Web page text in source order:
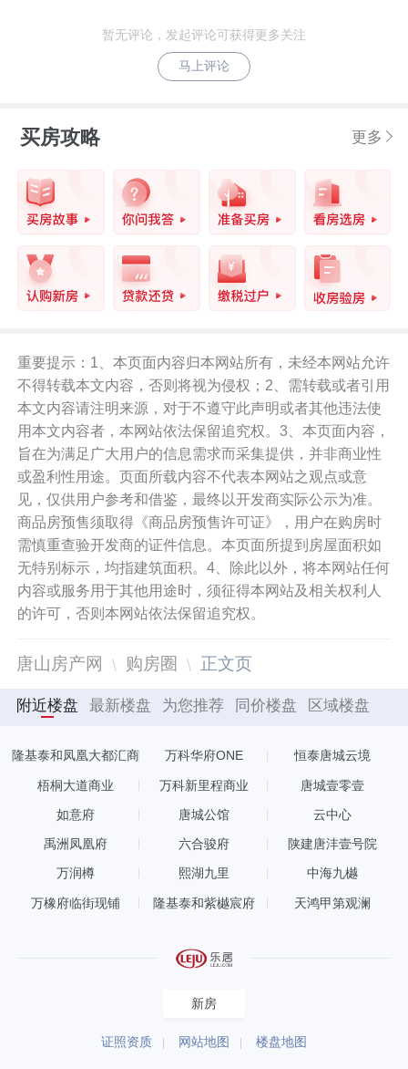
暂无评论，发起评论可获得更多关注
马上评论
买房攻略 更多
重要提示：1、本页面内容归本网站所有，未经本网站允许
不得转载本文内容，否则将视为侵权；2、需转载或者引用
本文内容请注明来源，对于不遵守此声明或者其他违法使
用本文内容者，本网站依法保留追究权。3、本页面内容，
旨在为满足广大用户的信息需求而采集提供，并非商业性
或盈利性用途。页面所载内容不代表本网站之观点或意
见，仅供用户参考和借鉴，最终以开发商实际公示为准。
商品房预售须取得《商品房预售许可证》，用户在购房时
需慎重查验开发商的证件信息。本页面所提到房屋面积如
无特别标示，均指建筑面积。4、除此以外，将本网站任何
内容或服务用于其他用途时，须征得本网站及相关权利人
的许可，否则本网站依法保留追究权。
唐山房产网 购房圈 正文页
附近楼盘 最新楼盘 为您推荐 同价楼盘 区域楼盘
隆基泰和凤凰大都汇商
万科华府ONE 恒泰唐城云境
梧桐大道商业 万科新里程商业 唐城壹零壹
如意府 唐城公馆 云中心
禹洲凤凰府 六合骏府 陕建唐沣壹号院
万润樽 熙湖九里 中海九樾
万橡府临街现铺 隆基泰和紫樾宸府 天鸿甲第观澜
新房
证照资质 网站地图 楼盘地图